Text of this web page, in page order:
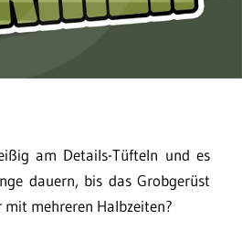
am Details-Tüfteln und es
dauern, bis das Grobgerüst
mit mehreren Halbzeiten?